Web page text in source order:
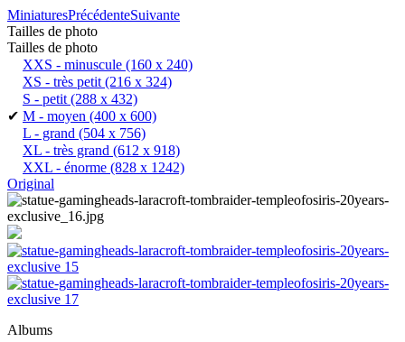
MiniaturesPrécédenteSuivante
Tailles de photo
Tailles de photo
XXS - minuscule (160 x 240)
XS - très petit(216 x 324)
S - petit(288 x 432)
✔ M - moyen (400 x 600)
L - grand (504 x 756)
XL - très grand (612 x 918)
XXL - énorme (828 x 1242)
Original
Albums